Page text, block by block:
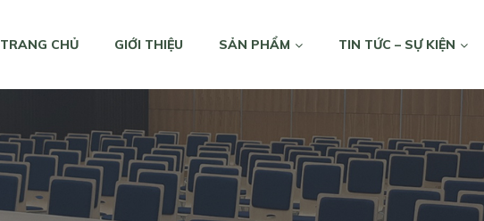
TRANG CHỦ GIỚI THIỆU SẢN PHẨM TIN TỨC – SỰ KIỆN